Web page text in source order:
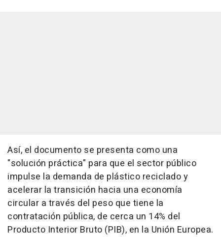
Así, el documento se presenta como una
"solución práctica" para que el sector público
impulse la demanda de plástico reciclado y
acelerar la transición hacia una economía
circular a través del peso que tiene la
contratación pública, de cerca un 14% del
Producto Interior Bruto (PIB), en la Unión Europea.